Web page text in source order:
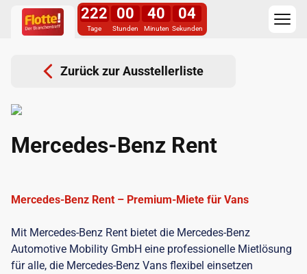
222
Tage
00
Stunden
40
Minuten
03
Sekunden
Zurück zur Ausstellerliste
Mercedes-Benz Rent
Mercedes-Benz Rent – Premium-Miete für Vans
Mit Mercedes-Benz Rent bietet die Mercedes-Benz
Automotive Mobility GmbH eine professionelle Mietlösung
für alle, die Mercedes-Benz Vans flexibel einsetzen